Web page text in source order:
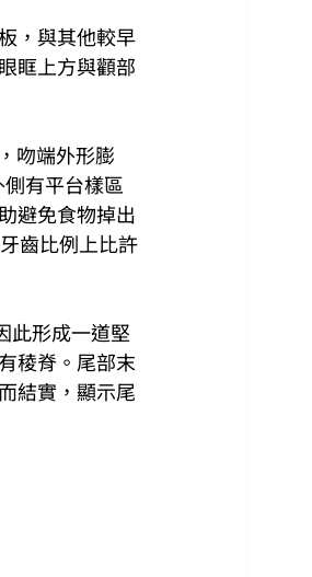
，與其他較早
眶上方與顴部
吻端外形膨
有平台樣區
避免食物掉出
齒比例上比許
此形成一道堅
稜脊。尾部末
結實，顯示尾